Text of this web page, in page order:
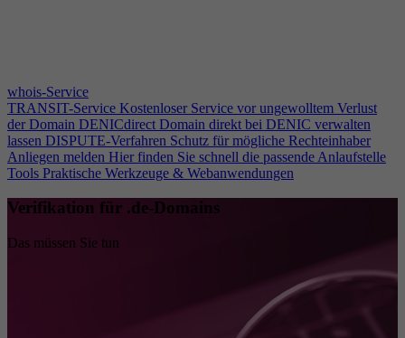
whois-Service
TRANSIT-Service Kostenloser Service vor ungewolltem Verlust
der Domain DENICdirect Domain direkt bei DENIC verwalten
lassen DISPUTE-Verfahren Schutz für mögliche Rechteinhaber
Anliegen melden Hier finden Sie schnell die passende Anlaufstelle
Tools Praktische Werkzeuge & Webanwendungen
Verifikation für .de-Domains
Das müssen Sie tun